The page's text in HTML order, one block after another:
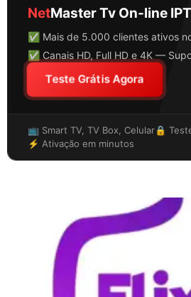
NetMaster Tv On-line
✅ Mais de 5.000 clientes ativos
✅ Canais HD, Full HD e 4K —
Teste Grátis Agora
📺 Smart TV, TV Box, Celular🔒
⚡ Ativação em minutos